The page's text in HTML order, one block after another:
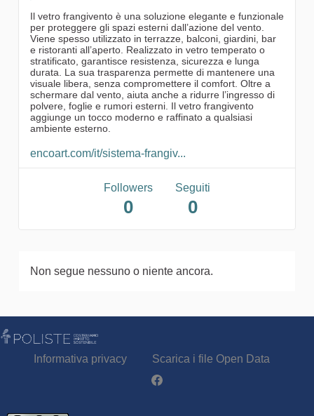
Segnala un problema
Il vetro frangivento è una soluzione elegante e funzionale
per proteggere gli spazi esterni dall’azione del vento.
Viene spesso utilizzato in terrazze, balconi, giardini, bar
e ristoranti all’aperto. Realizzato in vetro temperato o
stratificato, garantisce resistenza, sicurezza e lunga
durata. La sua trasparenza permette di mantenere una
visuale libera, senza compromettere il comfort. Oltre a
schermare dal vento, aiuta anche a ridurre l’ingresso di
polvere, foglie e rumori esterni. Il vetro frangivento
aggiunge un tocco moderno e raffinato a qualsiasi
ambiente esterno.
encoart.com/it/sistema-frangiv...
Followers
0
Seguiti
0
Non segue nessuno o niente ancora.
Informativa privacy
Scarica i file Open Data
Partecipa - Poliste su Facebook